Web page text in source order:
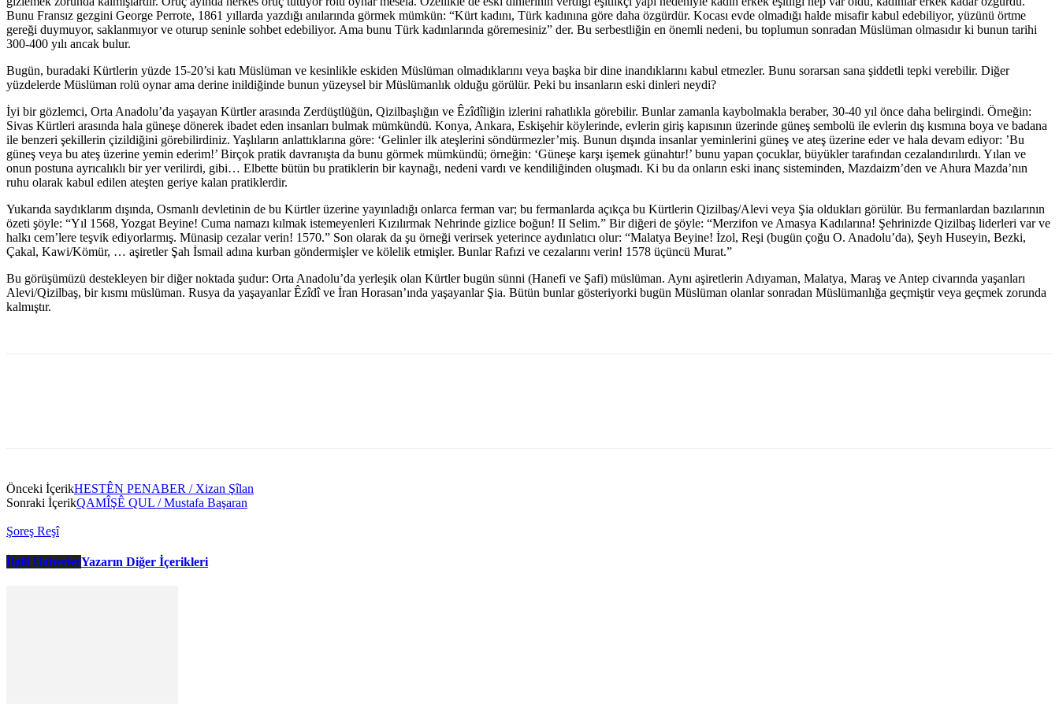
Bunu Fransız gezgini George Perrote, 1861 yıllarda yazdığı anılarında görmek mümkün: “Kürt kadını, Türk kadınına göre daha özgürdür. Kocası evde olmadığı halde misafir kabul edebiliyor, yüzünü örtme
gereği duymuyor, saklanmıyor ve oturup seninle sohbet edebiliyor. Ama bunu Türk kadınlarında göremesiniz” der. Bu serbestliğin en önemli nedeni, bu toplumun sonradan Müslüman olmasıdır ki bunun tarihi
300-400 yılı ancak bulur.
Bugün, buradaki Kürtlerin yüzde 15-20’si katı Müslüman ve kesinlikle eskiden Müslüman olmadıklarını veya başka bir dine inandıklarını kabul etmezler. Bunu sorarsan sana şiddetli tepki verebilir. Diğer
yüzdelerde Müslüman rolü oynar ama derine inildiğinde bunun yüzeysel bir Müslümanlık olduğu görülür. Peki bu insanların eski dinleri neydi?
İyi bir gözlemci, Orta Anadolu’da yaşayan Kürtler arasında Zerdüştlüğün, Qizilbaşlığın ve Êzîdîliğin izlerini rahatlıkla görebilir. Bunlar zamanla kaybolmakla beraber, 30-40 yıl önce daha belirgindi. Örneğin:
Sivas Kürtleri arasında hala güneşe dönerek ibadet eden insanları bulmak mümkündü. Konya, Ankara, Eskişehir köylerinde, evlerin giriş kapısının üzerinde güneş sembolü ile evlerin dış kısmına boya ve badana
ile benzeri şekillerin çizildiğini görebilirdiniz. Yaşlıların anlattıklarına göre: ‘Gelinler ilk ateşlerini söndürmezler’miş. Bunun dışında insanlar yeminlerini güneş ve ateş üzerine eder ve hala devam ediyor: ’Bu
güneş veya bu ateş üzerine yemin ederim!’ Birçok pratik davranışta da bunu görmek mümkündü; örneğin: ‘Güneşe karşı işemek günahtır!’ bunu yapan çocuklar, büyükler tarafından cezalandırılırdı. Yılan ve
onun postuna ayrıcalıklı bir yer verilirdi, gibi… Elbette bütün bu pratiklerin bir kaynağı, nedeni vardı ve kendiliğinden oluşmadı. Ki bu da onların eski inanç sisteminden, Mazdaizm’den ve Ahura Mazda’nın
ruhu olarak kabul edilen ateşten geriye kalan pratiklerdir.
Yukarıda saydıklarım dışında, Osmanlı devletinin de bu Kürtler üzerine yayınladığı onlarca ferman var; bu fermanlarda açıkça bu Kürtlerin Qizilbaş/Alevi veya Şia oldukları görülür. Bu fermanlardan bazılarının
özeti şöyle: “Yıl 1568, Yozgat Beyine! Cuma namazı kılmak istemeyenleri Kızılırmak Nehrinde gizlice boğun! II Selim.” Bir diğeri de şöyle: “Merzifon ve Amasya Kadılarına! Şehrinizde Qizilbaş liderleri var ve
halkı cem’lere teşvik ediyorlarmış. Münasip cezalar verin! 1570.” Son olarak da şu örneği verirsek yeterince aydınlatıcı olur: “Malatya Beyine! İzol, Reşi (bugün çoğu O. Anadolu’da), Şeyh Huseyin, Bezki,
Çakal, Kawi/Kömür, … aşiretler Şah İsmail adına kurban göndermişler ve kölelik etmişler. Bunlar Rafızi ve cezalarını verin! 1578 üçüncü Murat.”
Bu görüşümüzü destekleyen bir diğer noktada şudur: Orta Anadolu’da yerleşik olan Kürtler bugün sünni (Hanefi ve Şafi) müslüman. Aynı aşiretlerin Adıyaman, Malatya, Maraş ve Antep civarında yaşanları
Alevi/Qizilbaş, bir kısmı müslüman. Rusya da yaşayanlar Êzîdî ve İran Horasan’ında yaşayanlar Şia. Bütün bunlar gösteriyorki bugün Müslüman olanlar sonradan Müslümanlığa geçmiştir veya geçmek zorunda
kalmıştır.
Önceki İçerikHESTÊN PENABER / Xizan Şîlan
Sonraki İçerikQAMÎŞÊ QUL / Mustafa Başaran
Şoreş Reşî
İlgili HaberlerYazarın Diğer İçerikleri